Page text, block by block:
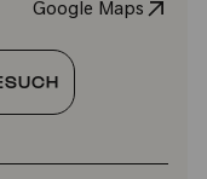
Google Maps